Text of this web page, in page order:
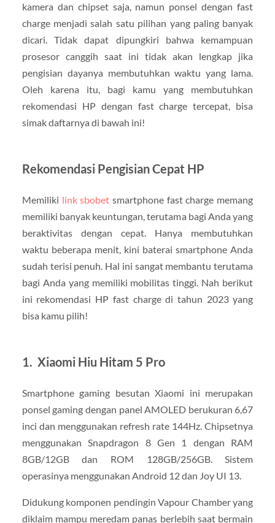
kamera dan chipset saja, namun ponsel dengan fast
charge menjadi salah satu pilihan yang paling banyak
dicari. Tidak dapat dipungkiri bahwa kemampuan
prosesor canggih saat ini tidak akan lengkap jika
pengisian dayanya membutuhkan waktu yang lama.
Oleh karena itu, bagi kamu yang membutuhkan
rekomendasi HP dengan fast charge tercepat, bisa
simak daftarnya di bawah ini!
Rekomendasi Pengisian Cepat HP
Memiliki link sbobetsmartphone fast charge memang
memiliki banyak keuntungan, terutama bagi Anda yang
beraktivitas dengan cepat. Hanya membutuhkan
waktu beberapa menit, kini baterai smartphone Anda
sudah terisi penuh. Hal ini sangat membantu terutama
bagi Anda yang memiliki mobilitas tinggi. Nah berikut
ini rekomendasi HP fast charge di tahun 2023 yang
bisa kamu pilih!
1. Xiaomi Hiu Hitam 5 Pro
Smartphone gaming besutan Xiaomi ini merupakan
ponsel gaming dengan panel AMOLED berukuran 6,67
inci dan menggunakan refresh rate 144Hz. Chipsetnya
menggunakan Snapdragon 8 Gen 1 dengan RAM
8GB/12GB dan ROM 128GB/256GB. Sistem
operasinya menggunakan Android 12 dan Joy UI 13.
Didukung komponen pendingin Vapour Chamber yang
diklaim mampu meredam panas berlebih saat bermain